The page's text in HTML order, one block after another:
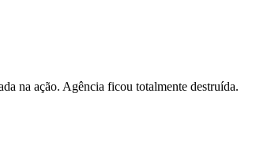
na ação. Agência ficou totalmente destruída.